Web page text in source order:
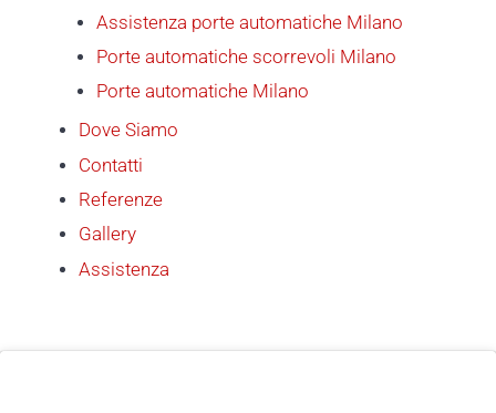
Assistenza porte automatiche Milano
Porte automatiche scorrevoli Milano
Porte automatiche Milano
Dove Siamo
Contatti
Referenze
Gallery
Assistenza